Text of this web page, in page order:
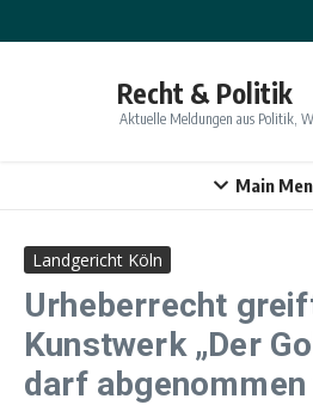
Recht & Politik
Aktuelle Meldungen aus Politik,
Main
Landgericht Köln
Urheberrecht
Kunstwerk „Der
darf abgenommen